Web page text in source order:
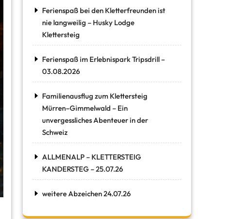
Ferienspaß bei den Kletterfreunden ist
nie langweilig – Husky Lodge
Klettersteig
Ferienspaß im Erlebnispark Tripsdrill –
03.08.2026
Familienausflug zum Klettersteig
Mürren–Gimmelwald – Ein
unvergessliches Abenteuer in der
Schweiz
ALLMENALP – KLETTERSTEIG
KANDERSTEG – 25.07.26
weitere Abzeichen 24.07.26